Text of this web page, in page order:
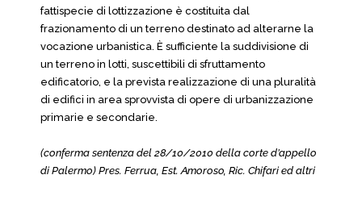
fattispecie di lottizzazione è costituita dal
frazionamento di un terreno destinato ad alterarne la
vocazione urbanistica. È sufficiente la suddivisione di
un terreno in lotti, suscettibili di sfruttamento
edificatorio, e la prevista realizzazione di una pluralità
di edifici in area sprovvista di opere di urbanizzazione
primarie e secondarie.
(conferma sentenza del 28/10/2010 della corte d’appello
di Palermo) Pres. Ferrua, Est. Amoroso, Ric. Chifari ed altri